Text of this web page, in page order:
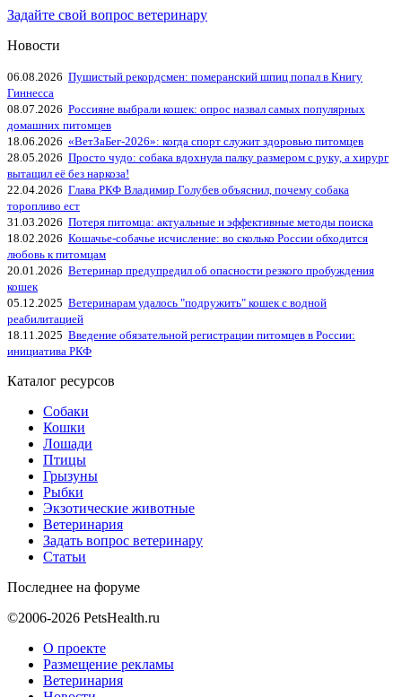
Задайте свой вопрос ветеринару
Новости
06.08.2026 Пушистый рекордсмен: померанский шпиц попал в Книгу
Гиннесса
08.07.2026 Россияне выбрали кошек: опрос назвал самых популярных
домашних питомцев
18.06.2026 «ВетЗаБег‑2026»: когда спорт служит здоровью питомцев
28.05.2026 Просто чудо: собака вдохнула палку размером с руку, а хирург
вытащил её без наркоза!
22.04.2026 Глава РКФ Владимир Голубев объяснил, почему собака
торопливо ест
31.03.2026 Потеря питомца: актуальные и эффективные методы поиска
18.02.2026 Кошачье-собачье исчисление: во сколько России обходится
любовь к питомцам
20.01.2026 Ветеринар предупредил об опасности резкого пробуждения
кошек
05.12.2025 Ветеринарам удалось "подружить" кошек с водной
реабилитацией
18.11.2025 Введение обязательной регистрации питомцев в России:
инициатива РКФ
Каталог ресурсов
Собаки
Кошки
Лошади
Птицы
Грызуны
Рыбки
Экзотические животные
Ветеринария
Задать вопрос ветеринару
Статьи
Последнее на форуме
©2006-2026 PetsHealth.ru
О проекте
Размещение рекламы
Ветеринария